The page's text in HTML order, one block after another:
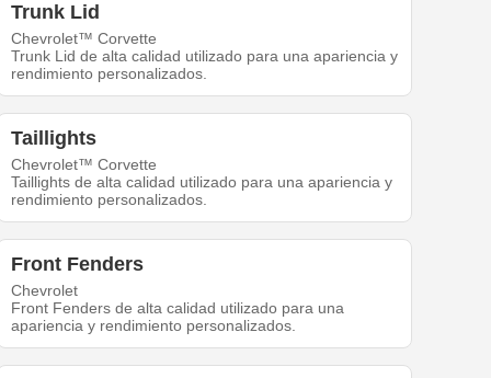
Trunk Lid
Chevrolet™ Corvette
Trunk Lid de alta calidad utilizado para una apariencia y
rendimiento personalizados.
Taillights
Chevrolet™ Corvette
Taillights de alta calidad utilizado para una apariencia y
rendimiento personalizados.
Front Fenders
Chevrolet
Front Fenders de alta calidad utilizado para una
apariencia y rendimiento personalizados.